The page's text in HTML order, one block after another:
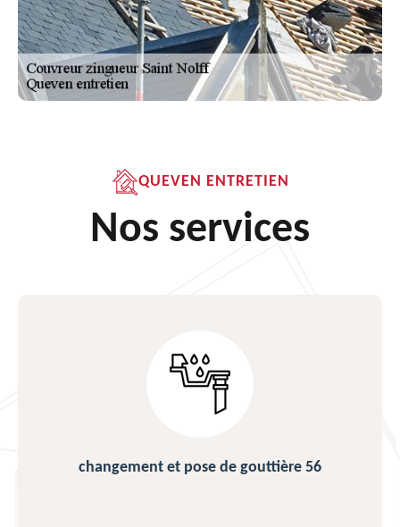
QUEVEN ENTRETIEN
Nos services
changement et pose de gouttière 56